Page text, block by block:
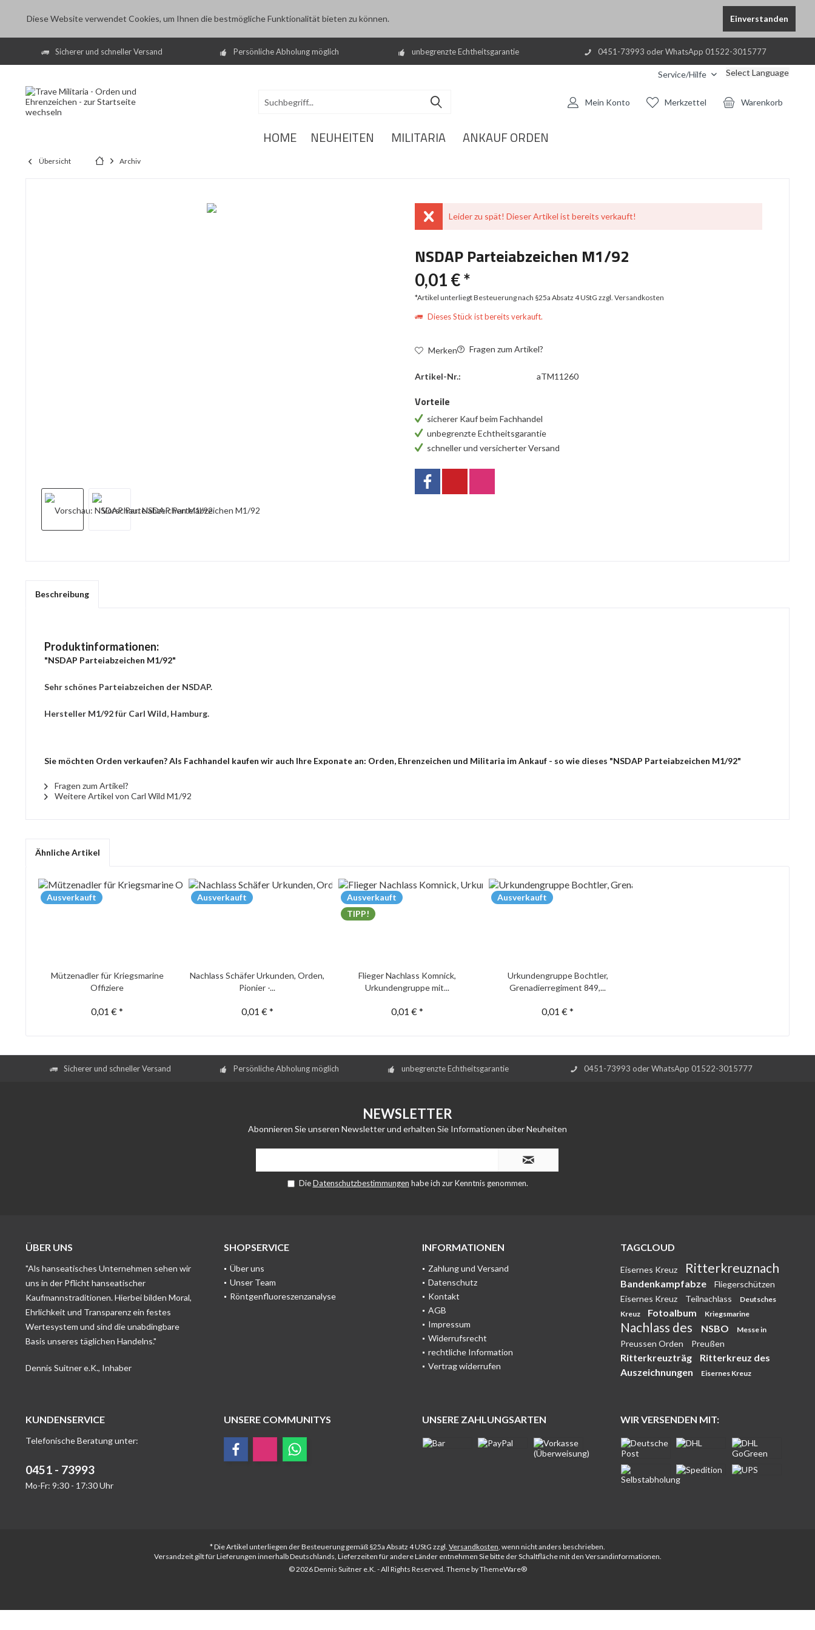
Diese Website verwendet Cookies, um Ihnen die bestmögliche Funktionalität bieten zu können. Einverstanden
Sicherer und schneller Versand Persönliche Abholung möglich unbegrenzte Echtheitsgarantie 0451-73993 oder WhatsApp 01522-3015777
Service/Hilfe Select Language
Warenkorb
Merkzettel
Mein Konto
HOME NEUHEITEN MILITARIA ANKAUF ORDEN
Übersicht Archiv
Leider zu spät! Dieser Artikel ist bereits verkauft!
NSDAP Parteiabzeichen M1/92
0,01 € *
*Artikel unterliegt Besteuerung nach §25a Absatz 4 UStGzzgl. Versandkosten
Dieses Stück ist bereits verkauft.
Merken Fragen zum Artikel?
Artikel-Nr.: aTM11260
Vorteile
sicherer Kauf beim Fachhandel
unbegrenzte Echtheitsgarantie
schneller und versicherter Versand
Beschreibung
Produktinformationen:
"NSDAP Parteiabzeichen M1/92"
Sehr schönes Parteiabzeichen der NSDAP.
Hersteller M1/92 für Carl Wild, Hamburg.
Sie möchten Orden verkaufen? Als Fachhandel kaufen wir auch Ihre Exponate an: Orden, Ehrenzeichen und Militaria im Ankauf - so wie dieses "NSDAP Parteiabzeichen M1/92"
Fragen zum Artikel?
Weitere Artikel von Carl Wild M1/92
Ähnliche Artikel
Ausverkauft
Mützenadler für Kriegsmarine
Offiziere
0,01 € *
Ausverkauft
Nachlass Schäfer Urkunden, Orden,
Pionier -...
0,01 € *
Ausverkauft
TIPP!
Flieger Nachlass Komnick,
Urkundengruppe mit...
0,01 € *
Ausverkauft
Urkundengruppe Bochtler,
Grenadierregiment 849,...
0,01 € *
Sicherer und schneller Versand Persönliche Abholung möglich unbegrenzte Echtheitsgarantie 0451-73993 oder WhatsApp 01522-3015777
NEWSLETTER
Abonnieren Sie unseren Newsletter und erhalten Sie Informationen über Neuheiten
DieDatenschutzbestimmungen habe ich zur Kenntnis genommen.
ÜBER UNS
"Als hanseatisches Unternehmen sehen wir
uns in der Pflicht hanseatischer
Kaufmannstraditionen. Hierbei bilden Moral,
Ehrlichkeit und Transparenz ein festes
Wertesystem und sind die unabdingbare
Basis unseres täglichen Handelns."
Dennis Suitner e.K., Inhaber
SHOPSERVICE
Über uns
Unser Team
Röntgenfluoreszenzanalyse
INFORMATIONEN
Zahlung und Versand
Datenschutz
Kontakt
AGB
Impressum
Widerrufsrecht
rechtliche Information
Vertrag widerrufen
TAGCLOUD
Eisernes Kreuz Ritterkreuznach
Bandenkampfabze
Fliegerschützen
Eisernes Kreuz
Teilnachlass
Deutsches
Kreuz
Fotoalbum Kriegsmarine
Nachlass des NSBO Messe in
Preussen Orden Preußen
Ritterkreuzträg
Ritterkreuz des
Auszeichnungen
Eisernes Kreuz
KUNDENSERVICE
Telefonische Beratung unter:
0451 - 73993
Mo-Fr: 9:30 - 17:30 Uhr
UNSERE COMMUNITYS UNSERE ZAHLUNGSARTEN WIR VERSENDEN MIT:
* Die Artikel unterliegen der Besteuerung gemäß §25a Absatz 4 UStG zzgl. Versandkosten, wenn nicht anders beschrieben.
Versandzeit gilt für Lieferungen innerhalb Deutschlands, Lieferzeiten für andere Länder entnehmen Sie bitte der Schaltfläche mit den Versandinformationen.
© 2026 Dennis Suitner e.K. - All Rights Reserved. Theme byThemeWare®